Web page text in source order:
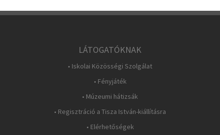
LÁTOGATÓKNAK
• Iskolai Közösségi Szolgálat
• Fényjáték
• Múzeumi hátizsák
• Regisztráció a Tisza István-kiállításra
• Elérhetőségek